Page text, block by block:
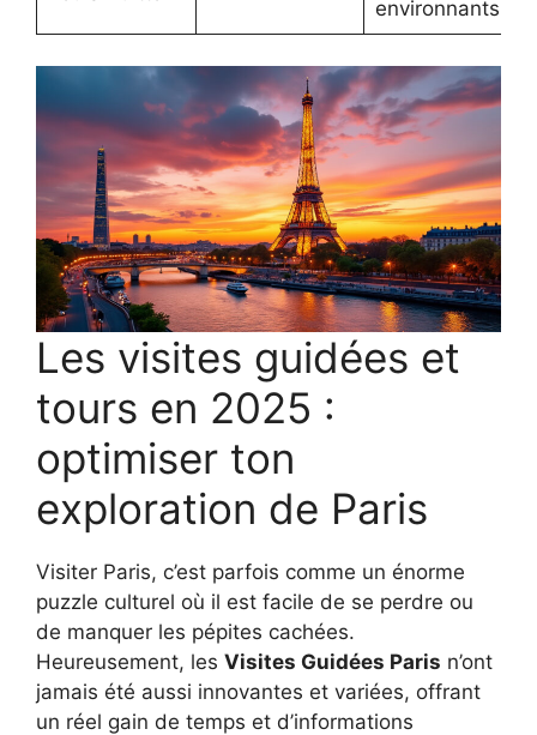
environnants
Les visites guidées et
tours en 2025 :
optimiser ton
exploration de Paris
Visiter Paris, c’est parfois comme un énorme
puzzle culturel où il est facile de se perdre ou
de manquer les pépites cachées.
Heureusement, les Visites Guidées Paris n’ont
jamais été aussi innovantes et variées, offrant
un réel gain de temps et d’informations